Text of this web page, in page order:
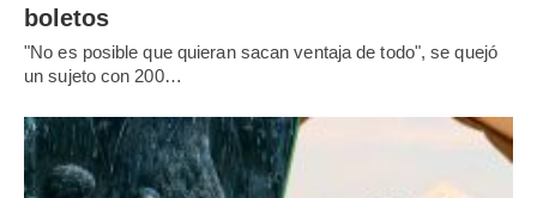
boletos
"No es posible que quieran sacan ventaja de todo", se quejó
un sujeto con 200…